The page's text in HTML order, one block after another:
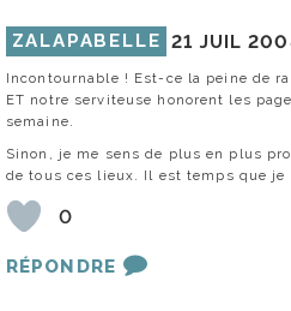
ZALAPABELLE 21 JUIL
Incontournable ! Est-ce la peine de
ET notre serviteuse honorent les
semaine.
Sinon, je me sens de plus en plus
de tous ces lieux. Il est temps que je
0
RÉPONDRE